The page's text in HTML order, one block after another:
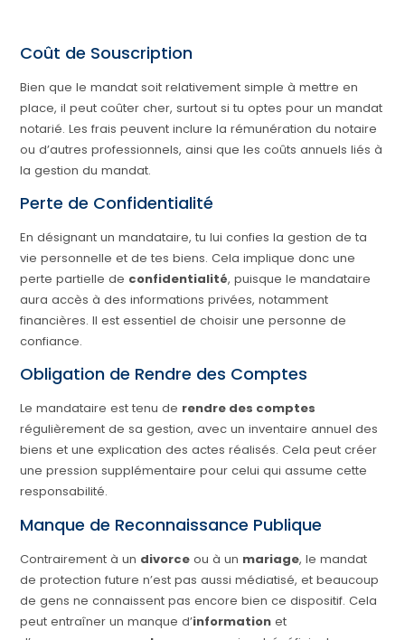
Coût de Souscription
Bien que le mandat soit relativement simple à mettre en
place, il peut coûter cher, surtout si tu optes pour un mandat
notarié. Les frais peuvent inclure la rémunération du notaire
ou d’autres professionnels, ainsi que les coûts annuels liés à
la gestion du mandat.
Perte de Confidentialité
En désignant un mandataire, tu lui confies la gestion de ta
vie personnelle et de tes biens. Cela implique donc une
perte partielle de confidentialité, puisque le mandataire
aura accès à des informations privées, notamment
financières. Il est essentiel de choisir une personne de
confiance.
Obligation de Rendre des Comptes
Le mandataire est tenu de rendre des comptes
régulièrement de sa gestion, avec un inventaire annuel des
biens et une explication des actes réalisés. Cela peut créer
une pression supplémentaire pour celui qui assume cette
responsabilité.
Manque de Reconnaissance Publique
Contrairement à un divorce ou à un mariage, le mandat
de protection future n’est pas aussi médiatisé, et beaucoup
de gens ne connaissent pas encore bien ce dispositif. Cela
peut entraîner un manque d’information et